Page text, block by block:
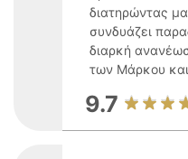
διατηρώντας
συνδυάζει
διαρκή
των Μάρκου
9.7